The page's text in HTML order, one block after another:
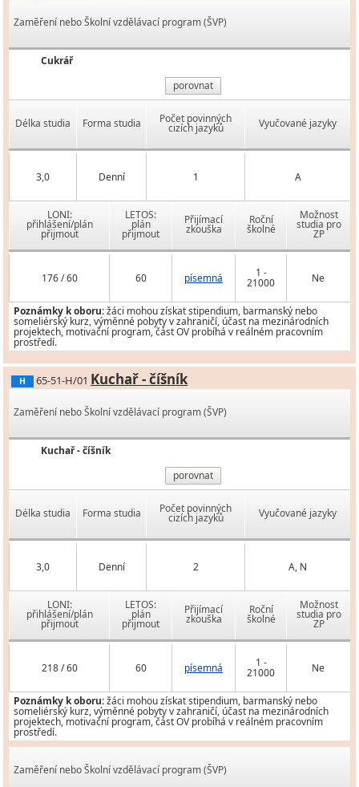
Zaměření nebo Školní vzdělávací program (ŠVP)
Cukrář
porovnat
Délka studia Forma studia Počet povinných
cizích jazyků Vyučované jazyky
3,0 Denní 1 A
LONI:
přihlášení/plán
přijmout
LETOS:
plán
přijmout
Přijímací
zkouška
Roční
školné
Možnost
studia pro
ZP
176 / 60 60 písemná 1 -
21000 Ne
Poznámky k oboru:žáci mohou získat stipendium, barmanský nebo
someliérský kurz, výměnné pobyty v zahraničí, účast na mezinárodních
projektech, motivační program, část OV probíhá v reálném pracovním
prostředí.
H 65-51-H/01 Kuchař - číšník
Zaměření nebo Školní vzdělávací program (ŠVP)
Kuchař - číšník
porovnat
Délka studia Forma studia Počet povinných
cizích jazyků Vyučované jazyky
3,0 Denní 2 A, N
LONI:
přihlášení/plán
přijmout
LETOS:
plán
přijmout
Přijímací
zkouška
Roční
školné
Možnost
studia pro
ZP
218 / 60 60 písemná 1 -
21000 Ne
Poznámky k oboru:žáci mohou získat stipendium, barmanský nebo
someliérský kurz, výměnné pobyty v zahraničí, účast na mezinárodních
projektech, motivační program, část OV probíhá v reálném pracovním
prostředí.
Zaměření nebo Školní vzdělávací program (ŠVP)